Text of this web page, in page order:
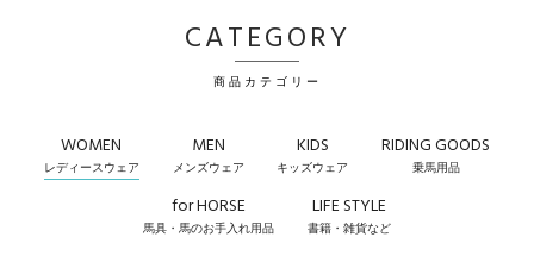
CATEGORY
商品カテゴリー
WOMEN
レディースウェア
MEN
メンズウェア
KIDS
キッズウェア
RIDING GOODS
乗馬用品
for HORSE
馬具・馬のお手入れ用品
LIFE STYLE
書籍・雑貨など